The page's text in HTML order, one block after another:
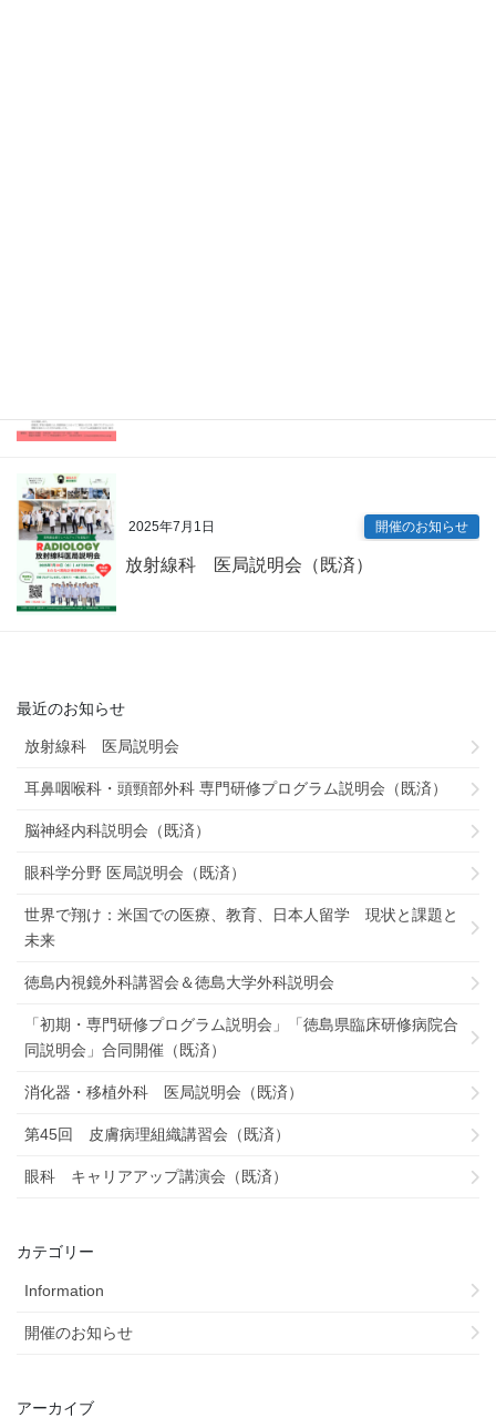
2025年7月1日 開催のお知らせ
放射線科 医局説明会（既済）
最近のお知らせ
放射線科 医局説明会
耳鼻咽喉科・頭頸部外科 専門研修プログラム説明会（既済）
脳神経内科説明会（既済）
眼科学分野 医局説明会（既済）
世界で翔け：米国での医療、教育、日本人留学 現状と課題と
未来
徳島内視鏡外科講習会＆徳島大学外科説明会
「初期・専門研修プログラム説明会」「徳島県臨床研修病院合
同説明会」合同開催（既済）
消化器・移植外科 医局説明会（既済）
第45回 皮膚病理組織講習会（既済）
眼科 キャリアアップ講演会（既済）
カテゴリー
Information
開催のお知らせ
アーカイブ